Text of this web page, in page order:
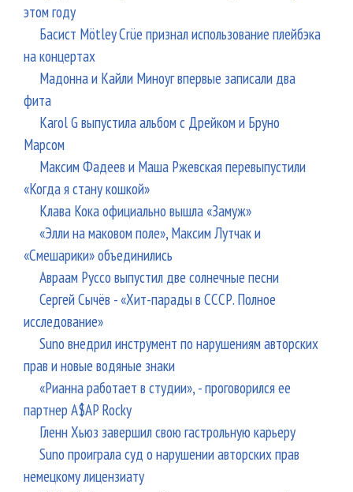
этом году
Басист Mötley Crüe признал использование плейбэка
на концертах
Мадонна и Кайли Миноуг впервые записали два
фита
Karol G выпустила альбом с Дрейком и Бруно
Марсом
Максим Фадеев и Маша Ржевская перевыпустили
«Когда я стану кошкой»
Клава Кока официально вышла «Замуж»
«Элли на маковом поле», Максим Лутчак и
«Смешарики» объединились
Авраам Руссо выпустил две солнечные песни
Сергей Сычёв - «Хит-парады в СССР. Полное
исследование»
Suno внедрил инструмент по нарушениям авторских
прав и новые водяные знаки
«Рианна работает в студии», - проговорился ее
партнер A$AP Rocky
Гленн Хьюз завершил свою гастрольную карьеру
Suno проиграла суд о нарушении авторских прав
немецкому лицензиату